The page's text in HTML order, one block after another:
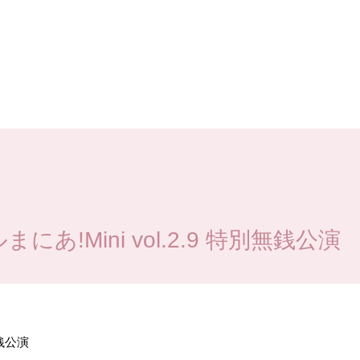
にあ!Mini vol.2.9 特別無銭公演
公演